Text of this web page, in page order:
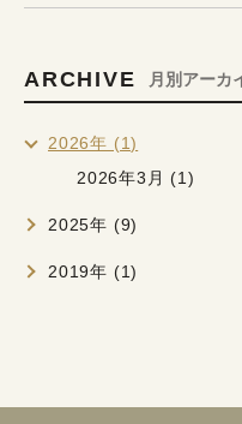
ARCHIVE 月別アーカ
2026年 (1)
2026年3月 (1)
2025年 (9)
2019年 (1)